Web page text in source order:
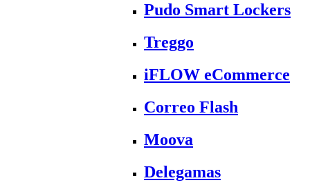
Pudo Smart Lockers
Treggo
iFLOW eCommerce
Correo Flash
Moova
Delegamas